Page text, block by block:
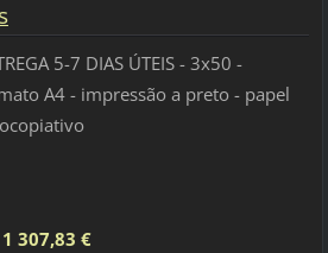
5-7 DIAS ÚTEIS - 3x50 -
A4 - impressão a preto - papel
1 307,83 €